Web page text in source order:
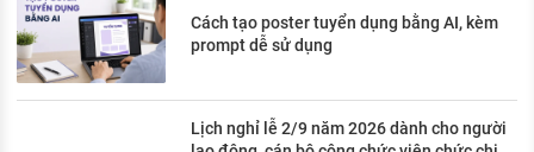
Cách tạo poster tuyển dụng bằng AI, kèm
prompt dễ sử dụng
Lịch nghỉ lễ 2/9 năm 2026 dành cho người